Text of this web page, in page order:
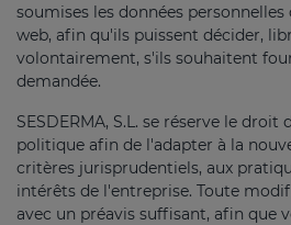
soumises les données
web, afin qu'ils puissent décider,
volontairement, s'ils souhaitent
demandée.
SESDERMA, S.L. se réserve le
politique afin de l'adapter à la
critères jurisprudentiels, aux
intérêts de l'entreprise. Toute
avec un préavis suffisant, afin que